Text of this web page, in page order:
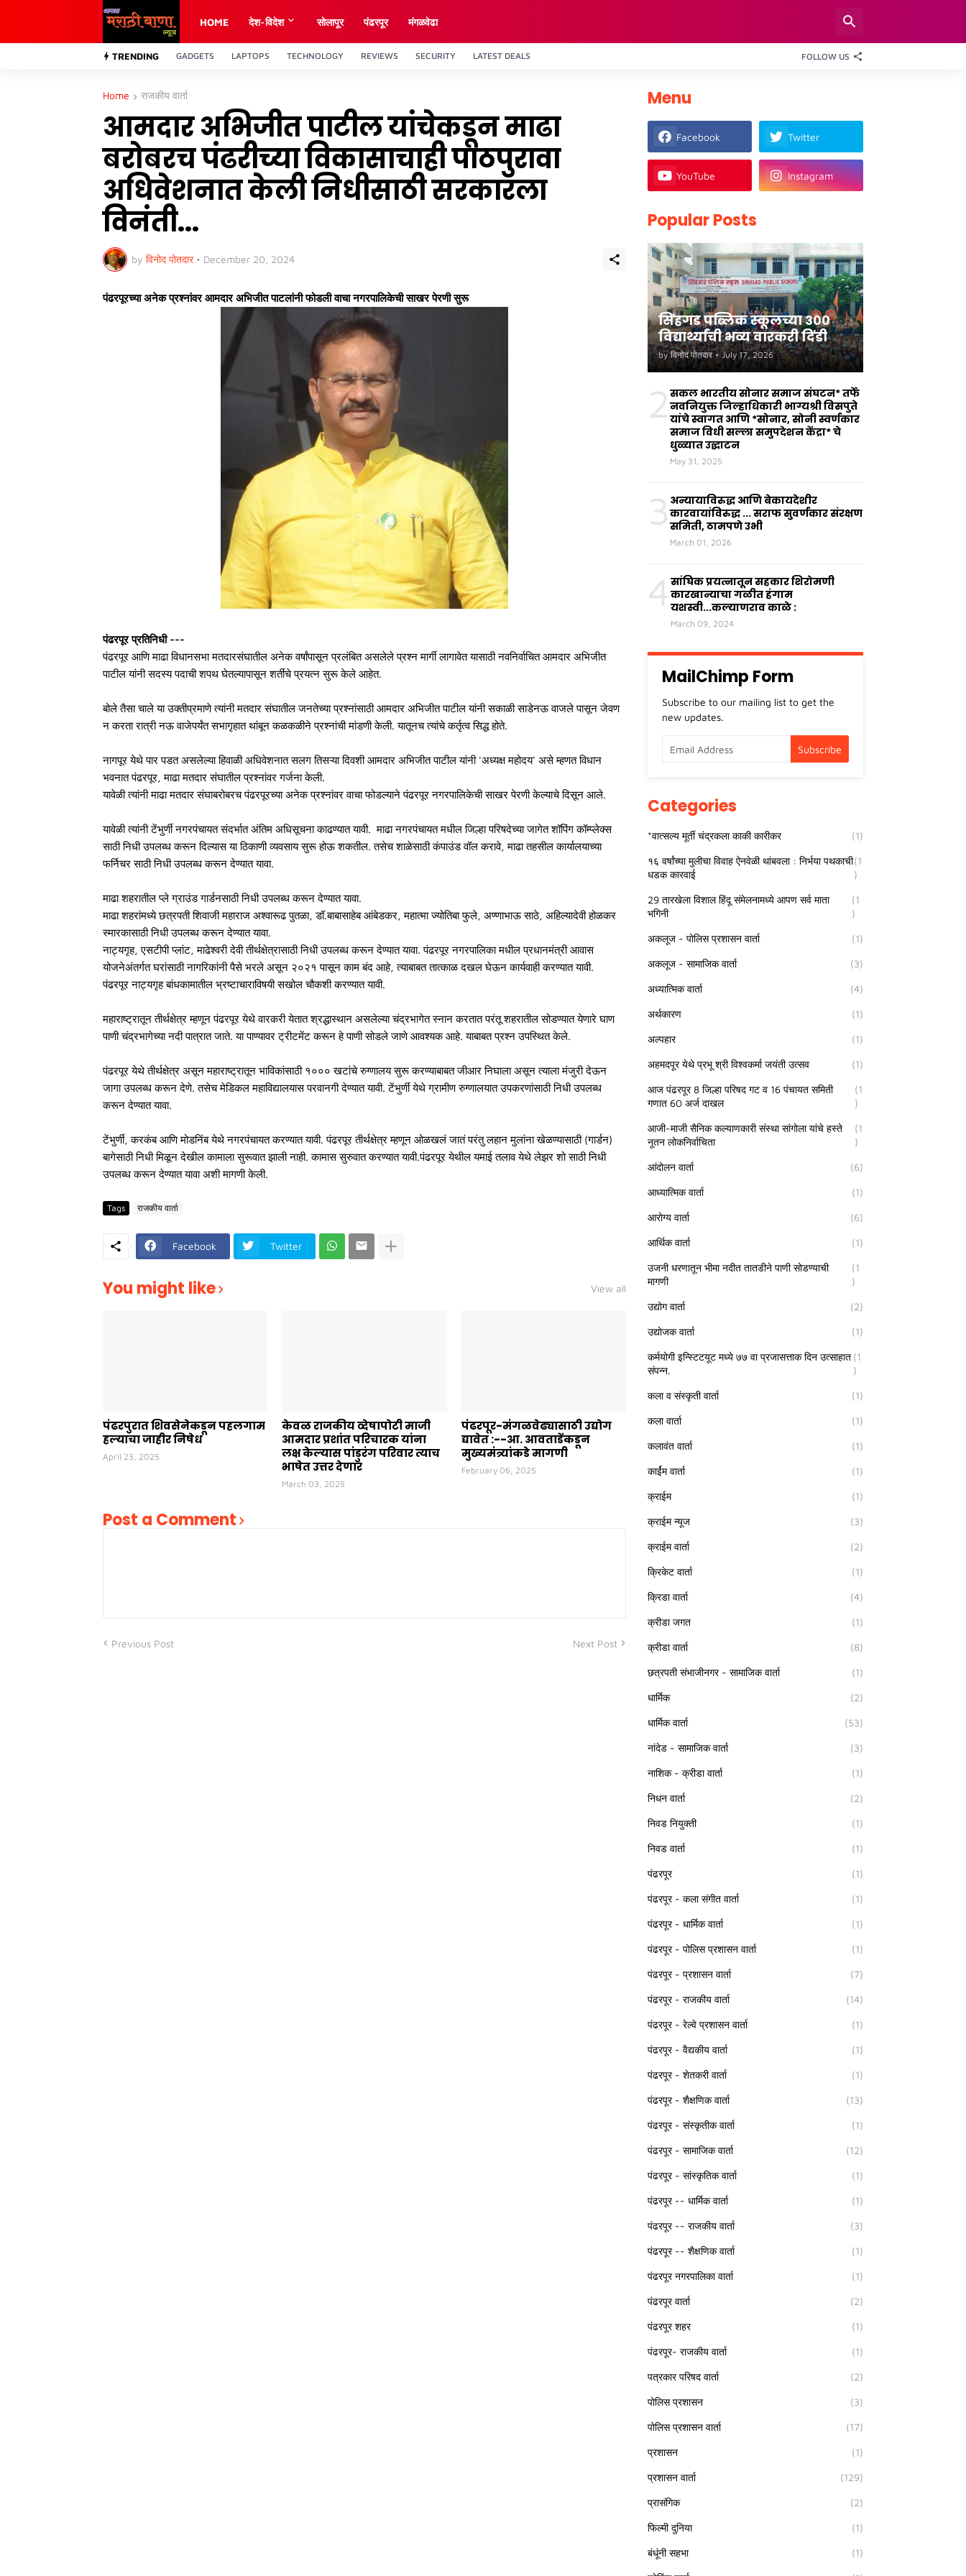
HOME देश-विदेश साेलापूर पंढरपूर मंगळवेढा
TRENDING GADGETS LAPTOPS TECHNOLOGY REVIEWS SECURITY LATEST DEALS FOLLOW US
Home राजकीय वार्ता
आमदार अभिजीत पाटील यांचेकडून माढा
बरोबरच पंढरीच्या विकासाचाही पाठपुरावा
अधिवेशनात केली निधीसाठी सरकारला
विनंती...
by विनोद पोतदार • December 20, 2024
पंढरपूरच्या अनेक प्रश्नांवर आमदार अभिजीत पाटलांनी फोडली वाचा नगरपालिकेची साखर पेरणी सुरू
पंढरपूर प्रतिनिधी ---
पंढरपूर आणि माढा विधानसभा मतदारसंघातील अनेक वर्षांपासून प्रलंबित असलेले प्रश्न मार्गी लागावेत यासाठी नवनिर्वाचित आमदार अभिजीत
पाटील यांनी सदस्य पदाची शपथ घेतल्यापासून शर्तीचे प्रयत्न सुरू केले आहेत.
बोले तैसा चाले या उक्तीप्रमाणे त्यांनी मतदार संघातील जनतेच्या प्रश्नांसाठी आमदार अभिजीत पाटील यांनी सकाळी साडेनऊ वाजले पासून जेवण
न करता रात्री नऊ वाजेपर्यंत सभागृहात थांबून कळकळीने प्रश्नांची मांडणी केली. यातूनच त्यांचे कर्तृत्व सिद्ध होते.
नागपूर येथे पार पडत असलेल्या हिवाळी अधिवेशनात सलग तिसऱ्या दिवशी आमदार अभिजीत पाटील यांनी 'अध्यक्ष महोदय' असे म्हणत विधान
भवनात पंढरपूर, माढा मतदार संघातील प्रश्नांवर गर्जना केली.
यावेळी त्यांनी माढा मतदार संघाबरोबरच पंढरपूरच्या अनेक प्रश्नांवर वाचा फोडल्याने पंढरपूर नगरपालिकेची साखर पेरणी केल्याचे दिसून आले.
यावेळी त्यांनी टेंभुर्णी नगरपंचायत संदर्भात अंतिम अधिसूचना काढण्यात यावी. माढा नगरपंचायत मधील जिल्हा परिषदेच्या जागेत शॉपिंग कॉम्प्लेक्स
साठी निधी उपलब्ध करून दिल्यास या ठिकाणी व्यवसाय सुरू होऊ शकतील. तसेच शाळेसाठी कंपाउंड वॉल करावे, माढा तहसील कार्यालयाच्या
फर्निचर साठी निधी उपलब्ध करून देण्यात यावा.
माढा शहरातील प्ले ग्राउंड गार्डनसाठी निधी उपलब्ध करून देण्यात यावा.
माढा शहरांमध्ये छत्रपती शिवाजी महाराज अश्वारूढ पुतळा, डॉ.बाबासाहेब आंबेडकर, महात्मा ज्योतिबा फुले, अण्णाभाऊ साठे, अहिल्यादेवी होळकर
स्मारकासाठी निधी उपलब्ध करून देण्यात यावा.
नाट्यगृह, एसटीपी प्लांट, माढेश्वरी देवी तीर्थक्षेत्रासाठी निधी उपलब्ध करून देण्यात यावा. पंढरपूर नगरपालिका मधील प्रधानमंत्री आवास
योजनेअंतर्गत घरांसाठी नागरिकांनी पैसे भरले असून २०२१ पासून काम बंद आहे, त्याबाबत तात्काळ दखल घेऊन कार्यवाही करण्यात यावी.
पंढरपूर नाट्यगृह बांधकामातील भ्रष्टाचाराविषयी सखोल चौकशी करण्यात यावी.
महाराष्ट्रातून तीर्थक्षेत्र म्हणून पंढरपूर येथे वारकरी येतात श्रद्धास्थान असलेल्या चंद्रभागेत स्नान करतात परंतू शहरातील सोडण्यात येणारे घाण
पाणी चंद्रभागेच्या नदी पात्रात जाते. या पाण्यावर ट्रीटमेंट करून हे पाणी सोडले जाणे आवश्यक आहे. याबाबत प्रश्न उपस्थित केले.
पंढरपूर येथे तीर्थक्षेत्र असून महाराष्ट्रातून भाविकांसाठी १००० खटांचे रुग्णालय सुरू करण्याबाबत जीआर निघाला असून त्याला मंजुरी देऊन
जागा उपलब्ध करून देणे. तसेच मेडिकल महाविद्यालयास परवानगी देण्यात यावी. टेंभुर्णी येथे ग्रामीण रुग्णालयात उपकरणांसाठी निधी उपलब्ध
करून देण्यात यावा.
टेंभुर्णी, करकंब आणि मोडनिंब येथे नगरपंचायत करण्यात यावी. पंढरपूर तीर्थक्षेत्र म्हणून ओळखलं जातं परंतु लहान मुलांना खेळण्यासाठी (गार्डन)
बागेसाठी निधी मिळून देखील कामाला सुरूवात झाली नाही. कामास सुरुवात करण्यात यावी.पंढरपूर येथील यमाई तलाव येथे लेझर शो साठी निधी
उपलब्ध करून देण्यात यावा अशी मागणी केली.
Tags राजकीय वार्ता
Facebook Twitter
You might like View all
पंढरपुरात शिवसेनेकडून पहलगाम
हल्याचा जाहीर निषेध
April 23, 2025
केवळ राजकीय व्देषापोटी माजी
आमदार प्रशांत परिचारक यांना
लक्ष केल्यास पांडुरंग परिवार त्याच
भाषेत उत्तर देणार
March 03, 2025
पंढरपूर-मंगळवेढ्यासाठी उद्योग
द्यावेत :--आ. आवताडेंकडून
मुख्यमंत्र्यांकडे मागणी
February 06, 2025
Post a Comment
Previous Post Next Post
Menu
Facebook Twitter
YouTube Instagram
Popular Posts
सिंहगड पब्लिक स्कूलच्या ३००
विद्यार्थ्यांची भव्य वारकरी दिंडी
by विनोद पोतदार • July 17, 2026
2 सकल भारतीय सोनार समाज संघटन* तर्फे
नवनियुक्त जिल्हाधिकारी भाग्यश्री विसपुते
यांचे स्वागत आणि *सोनार, सोनी स्वर्णकार
समाज विधी सल्ला समुपदेशन केंद्रा* चे
धुळ्यात उद्घाटन
May 31, 2025
3 अन्यायाविरुद्ध आणि बेकायदेशीर
कारवायांविरुद्ध ... सराफ सुवर्णकार संरक्षण
समिती, ठामपणे उभी
March 01, 2026
4 सांघिक प्रयत्नातून सहकार शिरोमणी
कारखान्याचा गळीत हंगाम
यशस्वी...कल्याणराव काळे :
March 09, 2024
MailChimp Form
Subscribe to our mailing list to get the
new updates.
Categories
*वात्सल्य मूर्ती चंद्रकला काकी कारीकर (1)
१६ वर्षांच्या मुलीचा विवाह ऐनवेळी थांबवला : निर्भया पथकाची
धडक कारवाई
(1
)
29 तारखेला विशाल हिंदू संमेलनामध्ये आपण सर्व माता
भगिनी
(1
)
अकलूज - पोलिस प्रशासन वार्ता (1)
अकलूज - सामाजिक वार्ता (3)
अध्यात्मिक वार्ता (4)
अर्थकारण (1)
अल्पहार (1)
अहमदपूर येथे प्रभू श्री विश्वकर्मा जयंती उत्सव (1)
आज पंढरपूर 8 जिल्हा परिषद गट व 16 पंचायत समिती
गणात 60 अर्ज दाखल
(1
)
आजी-माजी सैनिक कल्याणकारी संस्था सांगोला यांचे हस्ते
नूतन लोकनिर्वाचिता
(1
)
आंदोलन वार्ता (6)
आध्यात्मिक वार्ता (1)
आरोग्य वार्ता (6)
आर्थिक वार्ता (1)
उजनी धरणातून भीमा नदीत तातडीने पाणी सोडण्याची
मागणी
(1
)
उद्योग वार्ता (2)
उद्योजक वार्ता (1)
कर्मयोगी इन्स्टिटयूट मध्ये ७७ वा प्रजासत्ताक दिन उत्साहात
संपन्न.
(1
)
कला व संस्कृती वार्ता (1)
कला वार्ता (1)
कलावंत वार्ता (1)
कार्ईम वार्ता (1)
क्राईम (1)
क्राईम न्यूज (3)
क्राईम वार्ता (2)
क्रिकेट वार्ता (1)
क्रिडा वार्ता (4)
क्रीडा जगत (1)
क्रीडा वार्ता (8)
छत्रपती संभाजीनगर - सामाजिक वार्ता (1)
धार्मिक (2)
धार्मिक वार्ता (53)
नांदेड - सामाजिक वार्ता (3)
नाशिक - क्रीडा वार्ता (1)
निधन वार्ता (2)
निवड नियुक्ती (1)
निवड वार्ता (1)
पंढरपूर (1)
पंढरपूर - कला संगीत वार्ता (1)
पंढरपूर - धार्मिक वार्ता (1)
पंढरपूर - पोलिस प्रशासन वार्ता (1)
पंढरपूर - प्रशासन वार्ता (7)
पंढरपूर - राजकीय वार्ता (14)
पंढरपूर - रेल्वे प्रशासन वार्ता (1)
पंढरपूर - वैद्यकीय वार्ता (1)
पंढरपूर - शेतकरी वार्ता (1)
पंढरपूर - शैक्षणिक वार्ता (13)
पंढरपूर - संस्कृतीक वार्ता (1)
पंढरपूर - सामाजिक वार्ता (12)
पंढरपूर - सांस्कृतिक वार्ता (1)
पंढरपूर -- धार्मिक वार्ता (1)
पंढरपूर -- राजकीय वार्ता (3)
पंढरपूर -- शैक्षणिक वार्ता (1)
पंढरपूर नगरपालिका वार्ता (1)
पंढरपूर वार्ता (2)
पंढरपूर शहर (1)
पंढरपूर- राजकीय वार्ता (1)
पत्रकार परिषद वार्ता (2)
पोलिस प्रशासन (3)
पोलिस प्रशासन वार्ता (17)
प्रशासन (1)
प्रशासन वार्ता (129)
प्रासंगिक (2)
फिल्मी दुनिया (1)
बंधूंनी सहभा (1)